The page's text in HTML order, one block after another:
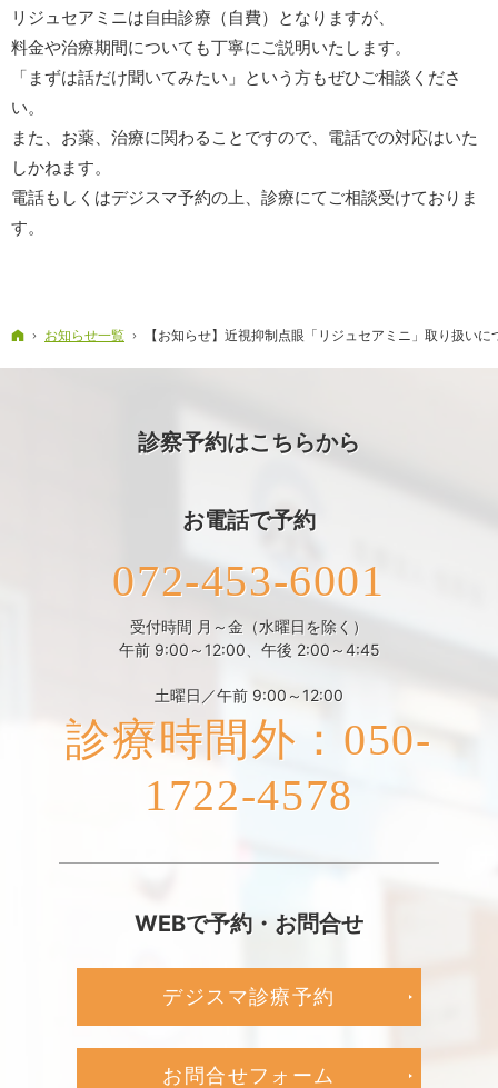
リジュセアミニは自由診療（自費）となりますが、
料金や治療期間についても丁寧にご説明いたします。
「まずは話だけ聞いてみたい」という方もぜひご相談くださ
い。
また、お薬、治療に関わることですので、電話での対応はいた
しかねます。
電話もしくはデジスマ予約の上、診療にてご相談受けておりま
す。
ホーム
お知らせ一覧 【お知らせ】近視抑制点眼「リジュセアミニ」取り扱いに
診察予約はこちらから
お電話で予約
072-453-6001
受付時間 月～金（水曜日を除く）
午前 9:00～12:00、午後 2:00～4:45
土曜日／午前 9:00～12:00
診療時間外：050-
1722-4578
WEBで予約・お問合せ
デジスマ診療予約
お問合せフォーム